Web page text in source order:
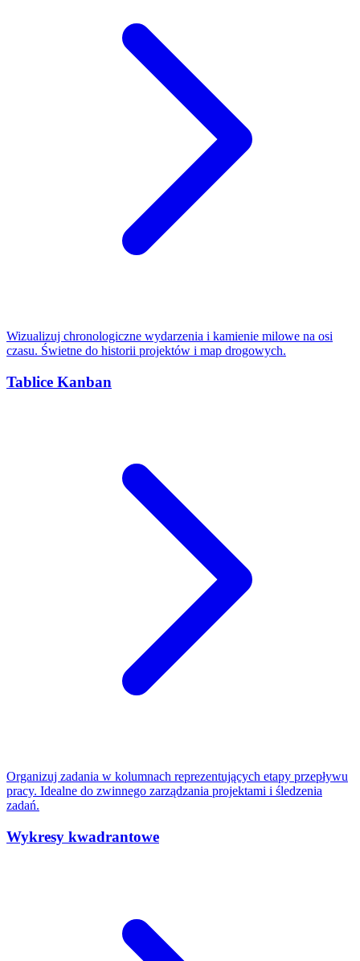
Wizualizuj chronologiczne wydarzenia i kamienie milowe na osi
czasu. Świetne do historii projektów i map drogowych.
Tablice Kanban
Organizuj zadania w kolumnach reprezentujących etapy przepływu
pracy. Idealne do zwinnego zarządzania projektami i śledzenia
zadań.
Wykresy kwadrantowe